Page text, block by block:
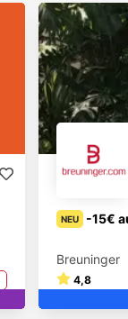
NEU -15€
Breuninger
4,8